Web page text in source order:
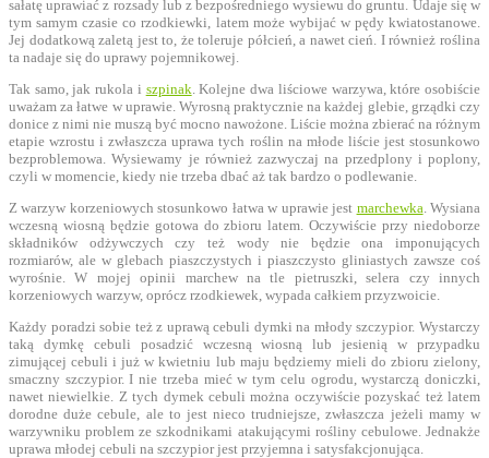
sałatę uprawiać z rozsady lub z bezpośredniego wysiewu do gruntu. Udaje się w
tym samym czasie co rzodkiewki, latem może wybijać w pędy kwiatostanowe.
Jej dodatkową zaletą jest to, że toleruje półcień, a nawet cień. I również roślina
ta nadaje się do uprawy pojemnikowej.
Tak samo, jak rukola i szpinak . Kolejne dwa liściowe warzywa, które osobiście
uważam za łatwe w uprawie. Wyrosną praktycznie na każdej glebie, grządki czy
donice z nimi nie muszą być mocno nawożone. Liście można zbierać na różnym
etapie wzrostu i zwłaszcza uprawa tych roślin na młode liście jest stosunkowo
bezproblemowa. Wysiewamy je również zazwyczaj na przedplony i poplony,
czyli w momencie, kiedy nie trzeba dbać aż tak bardzo o podlewanie.
Z warzyw korzeniowych stosunkowo łatwa w uprawie jest marchewka . Wysiana
wczesną wiosną będzie gotowa do zbioru latem. Oczywiście przy niedoborze
składników odżywczych czy też wody nie będzie ona imponujących
rozmiarów, ale w glebach piaszczystych i piaszczysto gliniastych zawsze coś
wyrośnie. W mojej opinii marchew na tle pietruszki, selera czy innych
korzeniowych warzyw, oprócz rzodkiewek, wypada całkiem przyzwoicie.
Każdy poradzi sobie też z uprawą cebuli dymki na młody szczypior. Wystarczy
taką dymkę cebuli posadzić wczesną wiosną lub jesienią w przypadku
zimującej cebuli i już w kwietniu lub maju będziemy mieli do zbioru zielony,
smaczny szczypior. I nie trzeba mieć w tym celu ogrodu, wystarczą doniczki,
nawet niewielkie. Z tych dymek cebuli można oczywiście pozyskać też latem
dorodne duże cebule, ale to jest nieco trudniejsze, zwłaszcza jeżeli mamy w
warzywniku problem ze szkodnikami atakującymi rośliny cebulowe. Jednakże
uprawa młodej cebuli na szczypior jest przyjemna i satysfakcjonująca.